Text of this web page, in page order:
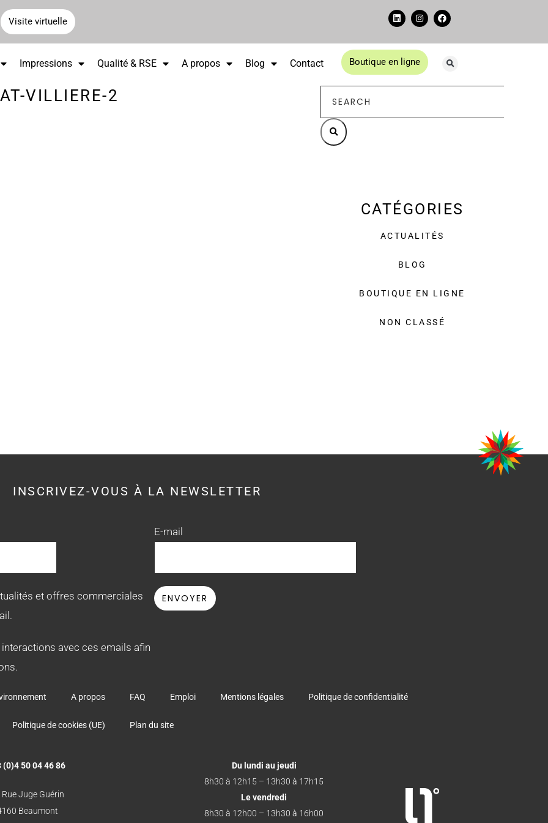
Visite virtuelle
Impressions Qualité & RSE A propos Blog Contact Boutique en ligne
VILLIERE-2
CATÉGORIES
ACTUALITÉS
BLOG
BOUTIQUE EN LIGNE
NON CLASSÉ
INSCRIVEZ-VOUS À LA NEWSLETTER
E-mail
et offres commerciales
avec ces emails afin
A propos FAQ Emploi Mentions légales Politique de confidentialité
Politique de cookies (UE) Plan du site
(0)4 50 04 46 86
Rue Juge Guérin
Beaumont
Du lundi au jeudi
8h30 à 12h15 – 13h30 à 17h15
Le vendredi
8h30 à 12h00 – 13h30 à 16h00